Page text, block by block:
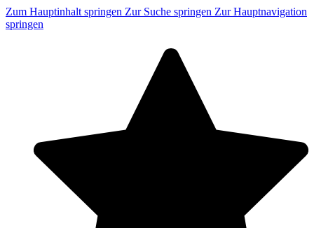
Zum Hauptinhalt springen Zur Suche springen Zur Hauptnavigation
springen